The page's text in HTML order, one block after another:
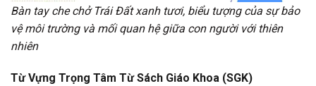
Bàn tay che chở Trái Đất xanh tươi, biểu tượng của sự bảo
vệ môi trường và mối quan hệ giữa con người với thiên
nhiên
Từ Vựng Trọng Tâm Từ Sách Giáo Khoa (SGK)